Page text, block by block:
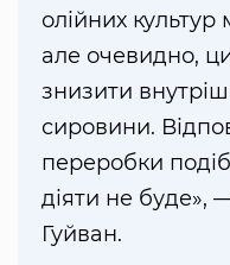
олійних
але очевидно,
знизити
сировини.
переробки
діяти не буде»,
Гуйван.